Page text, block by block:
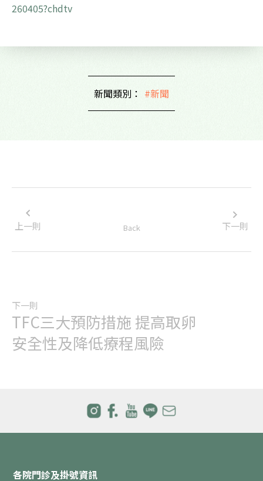
260405?chdtv
新聞類別： #新聞
上一則 Back 下一則
下一則
TFC三大預防措施 提高取卵
安全性及降低療程風險
各院門診及掛號資訊